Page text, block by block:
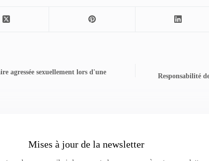
agressée sexuellement lors d'une
Responsabilité
Mises à jour de la newsletter